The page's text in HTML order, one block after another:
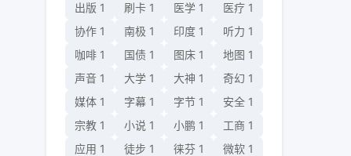
出版 1 刷卡 1 医学 1 医疗 1
协作 1 南极 1 印度 1 听力 1
咖啡 1 国债 1 图床 1 地图 1
声音 1 大学 1 大神 1 奇幻 1
媒体 1 字幕 1 字节 1 安全 1
宗教 1 小说 1 小鹏 1 工商 1
应用 1 徒步 1 徕芬 1 微软 1